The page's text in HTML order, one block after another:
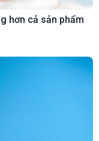
hơn cả sản phẩm